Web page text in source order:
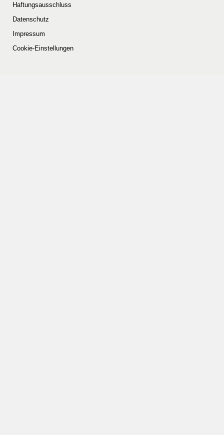
Haftungsausschluss
Datenschutz
Impressum
Cookie-Einstellungen